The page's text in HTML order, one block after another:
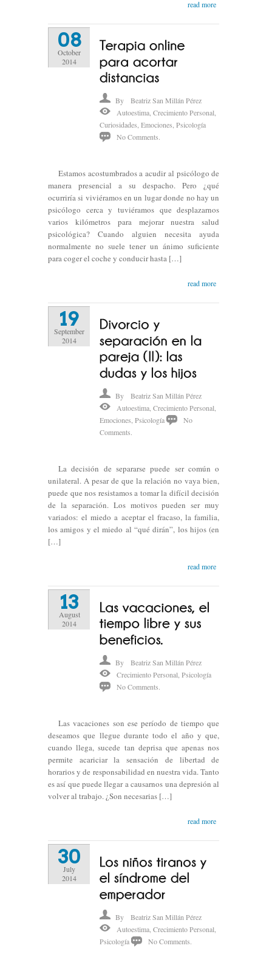
read more
08
October
2014
By Beatriz San Millán Pérez
Autoestima, Crecimiento Personal,
Curiosidades, Emociones, Psicología
No Comments.
Estamos acostumbrados a acudir al psicólogo de
manera presencial a su despacho. Pero ¿qué
ocurriría si viviéramos en un lugar donde no hay un
psicólogo cerca y tuviéramos que desplazarnos
varios kilómetros para mejorar nuestra salud
psicológica? Cuando alguien necesita ayuda
normalmente no suele tener un ánimo suficiente
para coger el coche y conducir hasta […]
read more
19
September
2014
By Beatriz San Millán Pérez
Autoestima Crecimiento Personal
Emociones Psicología
No
Comments.
La decisión de separarse puede ser común o
unilateral. A pesar de que la relación no vaya bien,
puede que nos resistamos a tomar la difícil decisión
de la separación. Los motivos pueden ser muy
variados: el miedo a aceptar el fracaso, la familia,
los amigos y el miedo al “qué dirán”, los hijos (en
[…]
read more
13
August
2014
By Beatriz San Millán Pérez
Crecimiento Personal Psicología
No Comments.
Las vacaciones son ese período de tiempo que
deseamos que llegue durante todo el año y que,
cuando llega, sucede tan deprisa que apenas nos
permite acariciar la sensación de libertad de
horarios y de responsabilidad en nuestra vida. Tanto
es así que puede llegar a causarnos una depresión al
volver al trabajo. ¿Son necesarias […]
read more
30
July
2014
By Beatriz San Millán Pérez
Autoestima Crecimiento Personal
Psicología
No Comments.